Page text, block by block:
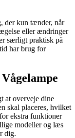
der kun tænder, når
eller ændringer
særligt praktisk på
har brug for
at overveje dine
skal placeres, hvilket
ekstra funktioner
modeller og læs
dig.